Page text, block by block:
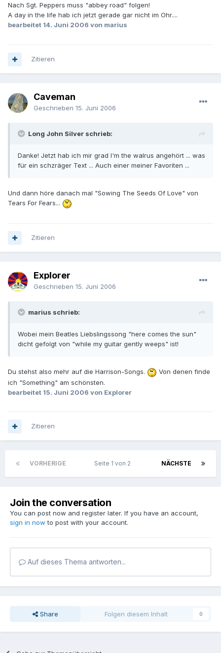
Nach Sgt. Peppers muss "abbey road" folgen!
A day in the life hab ich jetzt gerade gar nicht im Ohr....
bearbeitet 14. Juni 2006 von marius
Zitieren
Caveman
Geschrieben 15. Juni 2006
Long John Silver schrieb:
Danke! Jetzt hab ich mir grad I'm the walrus angehört ... was
für ein schzräger Text ... Auch einer meiner Favoriten ...
Und dann höre danach mal "Sowing The Seeds Of Love" von
Tears For Fears...
Zitieren
Explorer
Geschrieben 15. Juni 2006
marius schrieb:
Wobei mein Beatles Liebslingssong "here comes the sun"
dicht gefolgt von "while my guitar gently weeps" ist!
Du stehst also mehr auf die Harrison-Songs.
Von denen finde
ich "Something" am schönsten.
bearbeitet 15. Juni 2006 von Explorer
Zitieren
VORHERIGE NÄCHSTE
Seite 1 von 2
Join the conversation
You can post now and register later. If you have an account,
sign in now to post with your account.
Auf dieses Thema antworten...
Share Folgen diesem Inhalt 0